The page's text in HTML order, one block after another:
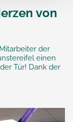
von
der
einen
Tür! Dank der